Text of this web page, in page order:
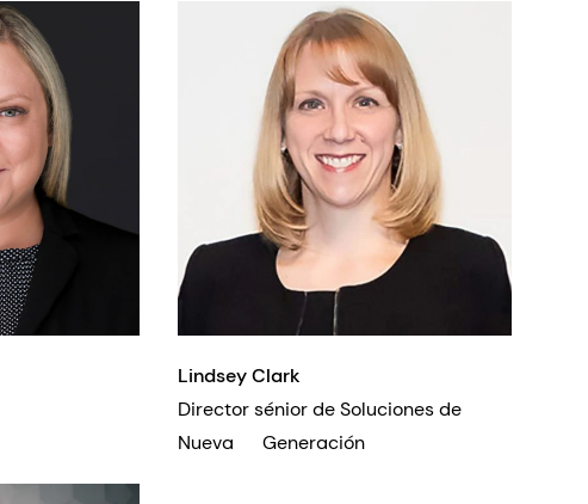
Lindsey Clark
Director sénior de Soluciones de
Nueva Generación